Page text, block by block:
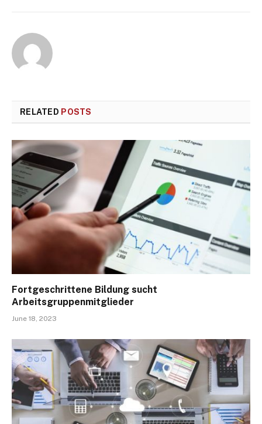
RELATED POSTS
Fortgeschrittene Bildung sucht
Arbeitsgruppenmitglieder
June 18, 2023